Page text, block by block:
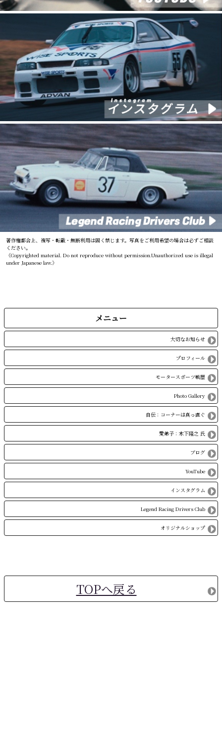
著作権都合上、複写・転載・無断利用は固く禁じます。写真をご利用希望の場合は必ずご相談
ください。
《Copyrighted material. Do not reproduce without permission.Unauthorized use is illegal
under Japanese law.》
メニュー
大切なお知らせ
プロフィール
モータースポーツ戦歴
Photo Gallery
自伝：コーナーは真っ直ぐ
愛弟子：木下隆之 氏
ブログ
YouTube
インスタグラム
Legend Racing Drivers Club
オリジナルショップ
TOPへ戻る